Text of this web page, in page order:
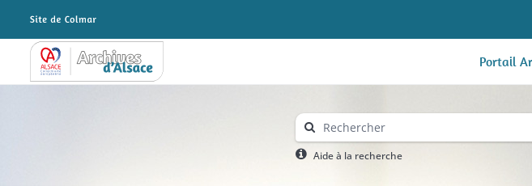
Archives Alsace - Colmar Portail
Aide à la recherche